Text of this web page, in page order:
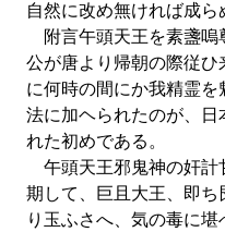
自然に改め無ければ成ら
附言午頭天王を素盞嗚
公が唐より帰朝の際従ひ
に何時の間にか我精霊
法に加ヘられたのが、日
れた初めである。
午頭天王邪鬼神の奸計
期して、巨且大王、即
り玉ふさへ、気の毒に